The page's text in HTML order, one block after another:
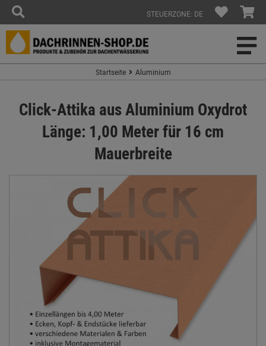
STEUERZONE: DE
Startseite Aluminium
Click-Attika aus Aluminium Oxydrot
Länge: 1,00 Meter für 16 cm
Mauerbreite